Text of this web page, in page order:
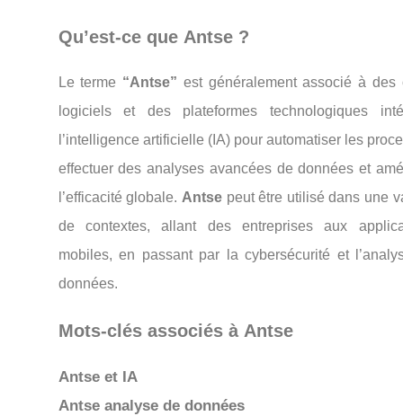
Qu’est-ce que Antse?
Le terme “Antse” est généralement associé à des
logiciels et des plateformes technologiques
l’intelligence artificielle (IA) pour automatiser les
effectuer des analyses avancées de données et
l’efficacité globale. Antsepeut être utilisé dans une
de contextes, allant des entreprises aux
mobiles, en passant par la cybersécurité et
données.
Mots-clés associés à Antse
Antse et IA
Antse analyse de données